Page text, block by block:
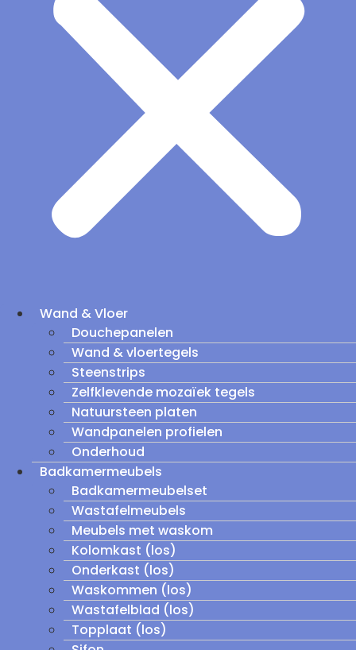
Wand & Vloer
Douchepanelen
Wand & vloertegels
Steenstrips
Zelfklevende mozaïek tegels
Natuursteen platen
Wandpanelen profielen
Onderhoud
Badkamermeubels
Badkamermeubelset
Wastafelmeubels
Meubels met waskom
Kolomkast (los)
Onderkast (los)
Waskommen (los)
Wastafelblad (los)
Topplaat (los)